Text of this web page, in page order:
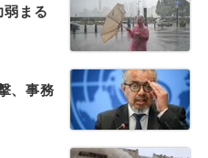
弱まる
、事務